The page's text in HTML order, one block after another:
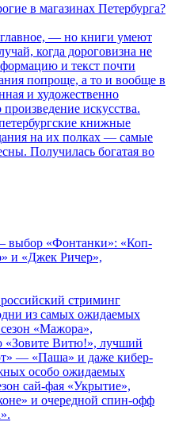
в магазинах Петербурга?
— но книги умеют
когда дороговизна не
и текст почти
попроще, а то и вообще в
и художественно
искусства.
книжные
на их полках — самые
Получилась богатая во
выбор «Фонтанки»: «Коп-
и «Джек Ричер»,
стриминг
из самых ожидаемых
«Мажора»,
«Зовите Витю!», лучший
— «Паша» и даже кибер-
особо ожидаемых
сай-фая «Укрытие»,
и очередной спин-офф